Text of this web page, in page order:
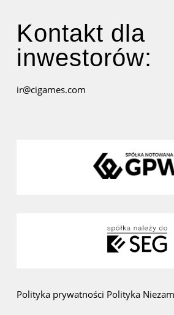
Kontakt dla
inwestorów:
ir@cigames.com
Polityka prywatności Polityka